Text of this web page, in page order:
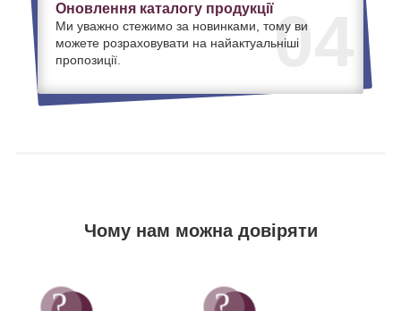
04
Оновлення каталогу продукції
Ми уважно стежимо за новинками, тому ви
можете розраховувати на найактуальніші
пропозиції.
Чому нам можна довіряти